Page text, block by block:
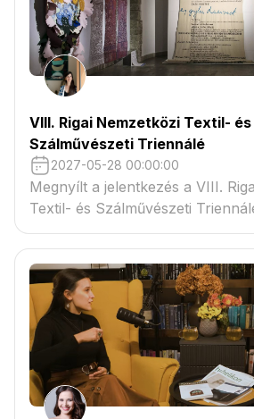
VIII. Rigai Nemzetközi Textil- és
Szálművészeti Triennálé
2027-05-28 00:00:00
Megnyílt a jelentkezés a VIII.
Textil- és Szálművészeti